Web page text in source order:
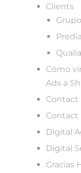
Clients
Cómo
Ads a
Contact
Contact
Digital
Digital
Gracias